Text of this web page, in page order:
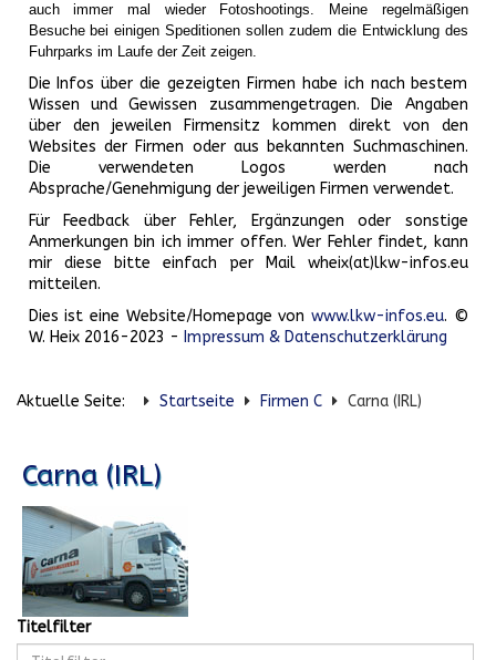
auch immer mal wieder Fotoshootings.
Meine regelmäßigen
Besuche bei einigen Speditionen sollen zudem die Entwicklung des
Fuhrparks im Laufe der Zeit zeigen.
Die Infos über die gezeigten Firmen habe ich nach bestem
Wissen und Gewissen zusammengetragen. Die Angaben
über den jeweilen Firmensitz kommen direkt von den
Websites der Firmen oder aus bekannten Suchmaschinen.
Die verwendeten Logos werden nach
Absprache/Genehmigung der jeweiligen Firmen verwendet.
Für Feedback über Fehler, Ergänzungen oder sonstige
Anmerkungen bin ich immer offen. Wer Fehler findet, kann
mir diese bitte einfach per Mail wheix(at)lkw-infos.eu
mitteilen.
Dies ist eine Website/Homepage von www.lkw-infos.eu. ©
W. Heix 2016-2023 - Impressum & Datenschutzerklärung
Aktuelle Seite: Startseite Firmen C Carna (IRL)
Carna (IRL)
Titelfilter